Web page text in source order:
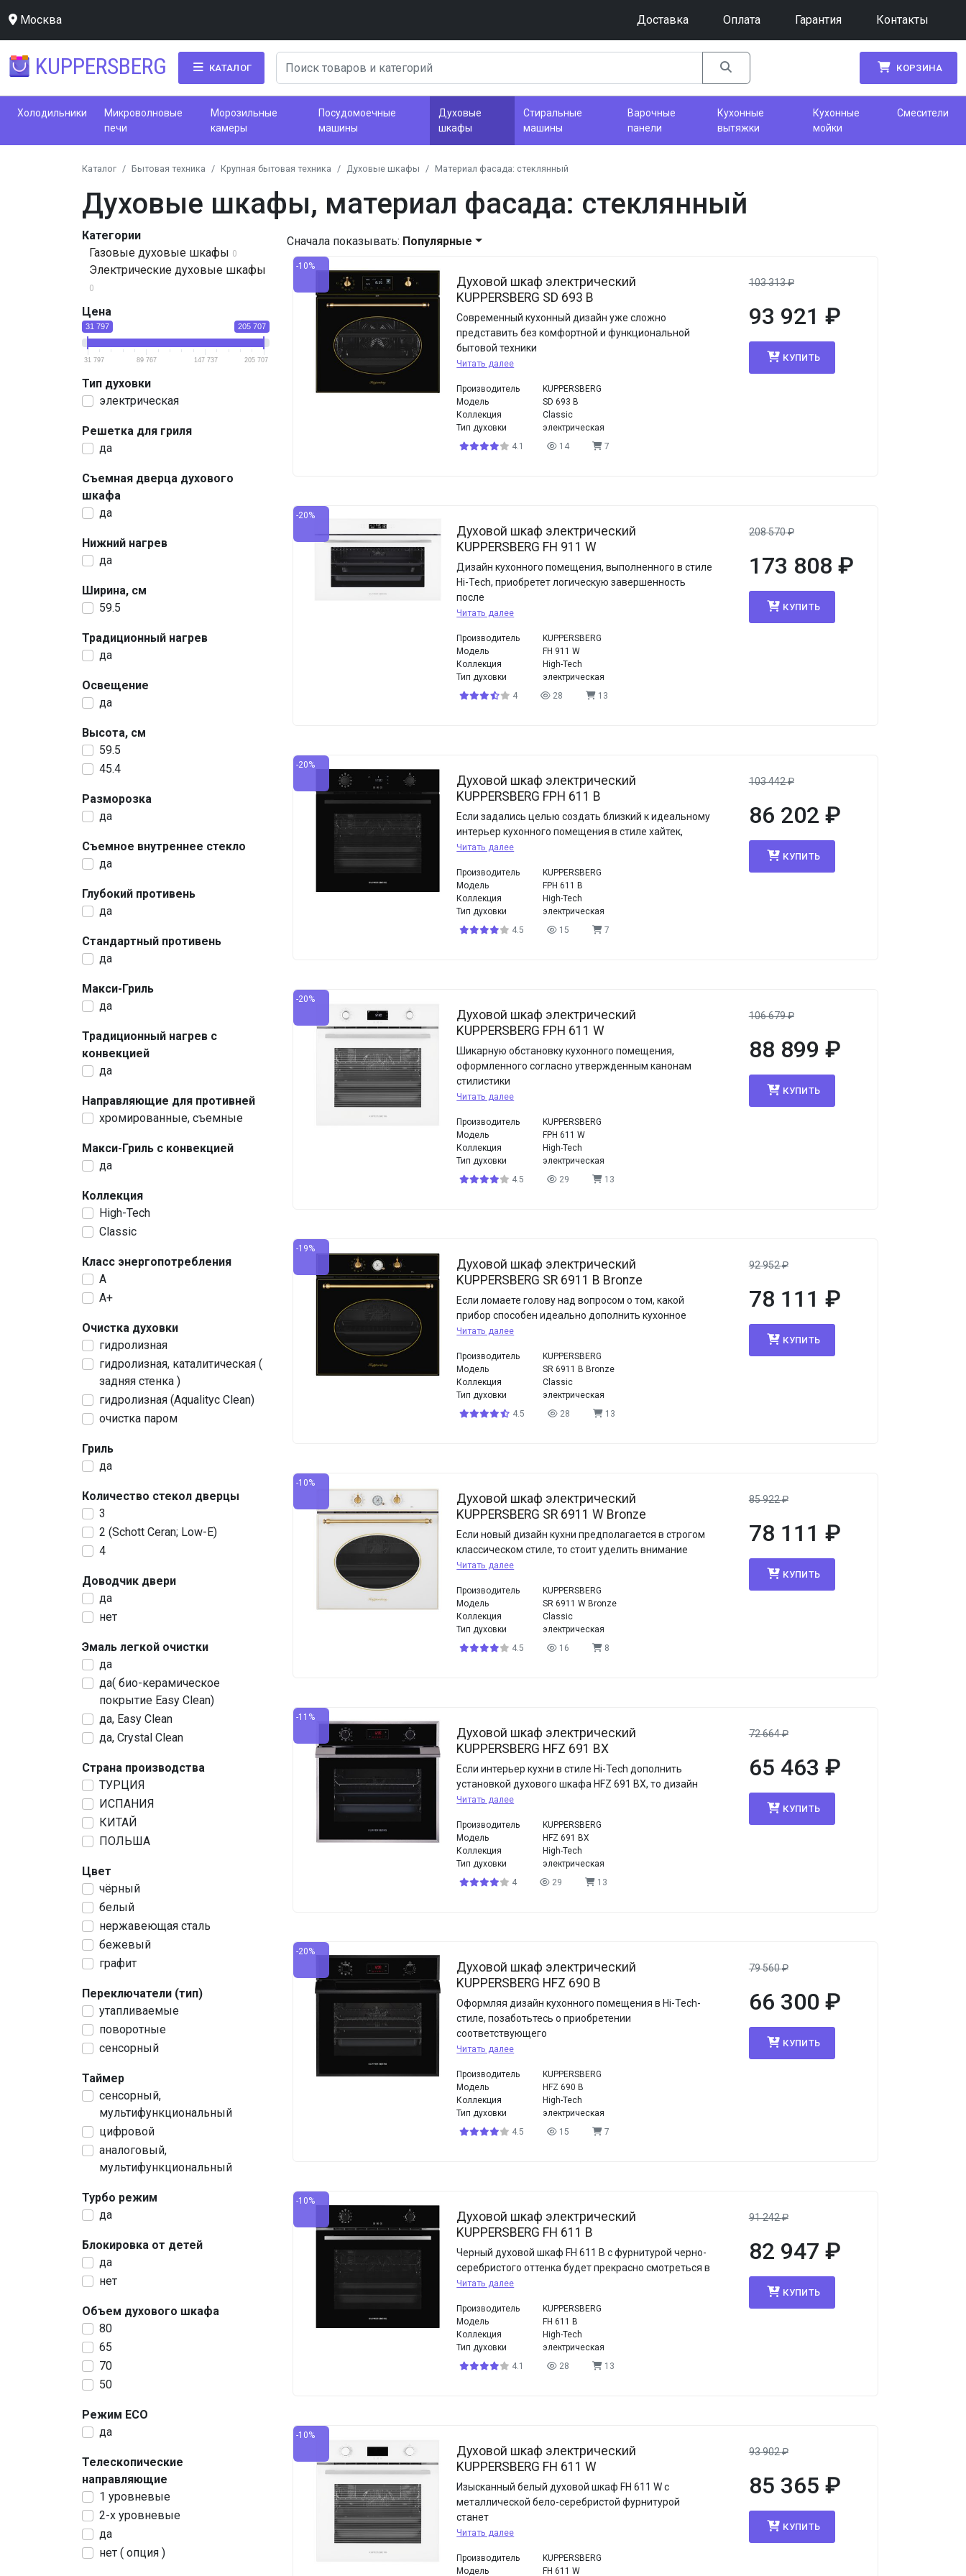
Москва Доставка Оплата Гарантия Контакты
KUPPERSBERG КАТАЛОГ КОРЗИНА
Холодильники
Микроволновые
печи
Морозильные
камеры
Посудомоечные
машины
Духовые
шкафы
Стиральные
машины
Варочные
панели
Кухонные
вытяжки
Кухонные
мойки
Смесители
Каталог Бытовая техника Крупная бытовая техника Духовые шкафы Материал фасада: стеклянный
Духовые шкафы, материал фасада: стеклянный
Категории
Газовые духовые шкафы 0
Электрические духовые шкафы
0
Цена
31 797 205 707
31 797 89 767 147 737 205 707
Тип духовки
электрическая
Решетка для гриля
да
Съемная дверца духового
шкафа
да
Нижний нагрев
да
Ширина, см
59.5
Традиционный нагрев
да
Освещение
да
Высота, см
59.5
45.4
Разморозка
да
Съемное внутреннее стекло
да
Глубокий противень
да
Стандартный противень
да
Макси-Гриль
да
Традиционный нагрев с
конвекцией
да
Направляющие для противней
хромированные, съемные
Макси-Гриль с конвекцией
да
Коллекция
High-Tech
Classic
Класс энергопотребления
A
A+
Очистка духовки
гидролизная
гидролизная, каталитическая (
задняя стенка )
гидролизная (Aqualityc Clean)
очистка паром
Гриль
да
Количество стекол дверцы
3
2 (Schott Ceran; Low-E)
4
Доводчик двери
да
нет
Эмаль легкой очистки
да
да( био-керамическое
покрытие Easy Clean)
да, Easy Clean
да, Crystal Clean
Страна производства
ТУРЦИЯ
ИСПАНИЯ
КИТАЙ
ПОЛЬША
Цвет
чёрный
белый
нержавеющая сталь
бежевый
графит
Переключатели (тип)
утапливаемые
поворотные
сенсорный
Таймер
сенсорный,
мультифункциональный
цифровой
аналоговый,
мультифункциональный
Турбо режим
да
Блокировка от детей
да
нет
Объем духового шкафа
80
65
70
50
Режим ECO
да
Телескопические
направляющие
1 уровневые
2-х уровневые
да
нет ( опция )
Сначала показывать: Популярные
-10%
Духовой шкаф электрический
KUPPERSBERG SD 693 B
Современный кухонный дизайн уже сложно
представить без комфортной и функциональной
бытовой техники
Читать далее
Производитель
KUPPERSBERG
Модель
SD 693 B
Коллекция
Classic
Тип духовки
электрическая
4.1
14 7
103 313₽
93 921 ₽
КУПИТЬ
-20%
Духовой шкаф электрический
KUPPERSBERG FH 911 W
Дизайн кухонного помещения, выполненного в стиле
Hi-Tech, приобретет логическую завершенность
после
Читать далее
Производитель
KUPPERSBERG
Модель
FH 911 W
Коллекция
High-Tech
Тип духовки
электрическая
4
28 13
208 570₽
173 808 ₽
КУПИТЬ
-20%
Духовой шкаф электрический
KUPPERSBERG FPH 611 B
Если задались целью создать близкий к идеальному
интерьер кухонного помещения в стиле хайтек,
Читать далее
Производитель
KUPPERSBERG
Модель
FPH 611 B
Коллекция
High-Tech
Тип духовки
электрическая
4.5
15 7
103 442₽
86 202 ₽
КУПИТЬ
-20%
Духовой шкаф электрический
KUPPERSBERG FPH 611 W
Шикарную обстановку кухонного помещения,
оформленного согласно утвержденным канонам
стилистики
Читать далее
Производитель
KUPPERSBERG
Модель
FPH 611 W
Коллекция
High-Tech
Тип духовки
электрическая
4.5
29 13
106 679₽
88 899 ₽
КУПИТЬ
-19%
Духовой шкаф электрический
KUPPERSBERG SR 6911 B Bronze
Если ломаете голову над вопросом о том, какой
прибор способен идеально дополнить кухонное
Читать далее
Производитель
KUPPERSBERG
Модель
SR 6911 B Bronze
Коллекция
Classic
Тип духовки
электрическая
4.5
28 13
92 952₽
78 111 ₽
КУПИТЬ
-10%
Духовой шкаф электрический
KUPPERSBERG SR 6911 W Bronze
Если новый дизайн кухни предполагается в строгом
классическом стиле, то стоит уделить внимание
Читать далее
Производитель
KUPPERSBERG
Модель
SR 6911 W Bronze
Коллекция
Classic
Тип духовки
электрическая
4.5
16 8
85 922₽
78 111 ₽
КУПИТЬ
-11%
Духовой шкаф электрический
KUPPERSBERG HFZ 691 BX
Если интерьер кухни в стиле Hi-Tech дополнить
установкой духового шкафа HFZ 691 BX, то дизайн
Читать далее
Производитель
KUPPERSBERG
Модель
HFZ 691 BX
Коллекция
High-Tech
Тип духовки
электрическая
4
29 13
72 664₽
65 463 ₽
КУПИТЬ
-20%
Духовой шкаф электрический
KUPPERSBERG HFZ 690 B
Оформляя дизайн кухонного помещения в Hi-Tech-
стиле, позаботьтесь о приобретении
соответствующего
Читать далее
Производитель
KUPPERSBERG
Модель
HFZ 690 B
Коллекция
High-Tech
Тип духовки
электрическая
4.5
15 7
79 560₽
66 300 ₽
КУПИТЬ
-10%
Духовой шкаф электрический
KUPPERSBERG FH 611 B
Черный духовой шкаф FH 611 B с фурнитурой черно-
серебристого оттенка будет прекрасно смотреться в
Читать далее
Производитель
KUPPERSBERG
Модель
FH 611 B
Коллекция
High-Tech
Тип духовки
электрическая
4.1
28 13
91 242₽
82 947 ₽
КУПИТЬ
-10%
Духовой шкаф электрический
KUPPERSBERG FH 611 W
Изысканный белый духовой шкаф FH 611 W с
металлической бело-серебристой фурнитурой
станет
Читать далее
Производитель
KUPPERSBERG
Модель
FH 611 W
93 902₽
85 365 ₽
КУПИТЬ